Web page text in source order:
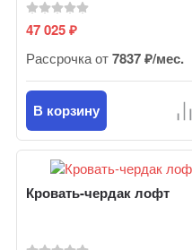
47 025₽
Рассрочка от7837 ₽/мес.
В корзину
Кровать-чердак лофт